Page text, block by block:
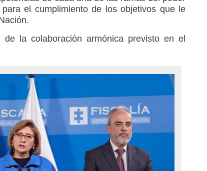
el cumplimiento de los objetivos que le
la colaboración armónica previsto en el